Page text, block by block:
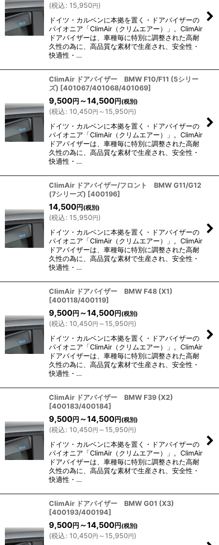
(税込: 15,950円)
ドイツ・カルベンに本拠を置く・ドアバイザーの
パイオニア「ClimAir（クリムエアー）」。ClimAir
ドアバイザーは、車種毎に特別に調整された高耐
久性の為に、高品質な素材で生産され、安全性・
快適性・…
ClimAir ドアバイザー BMW F10/F11 (5シリー
ズ) [401067/401068/401069]
9,500円 ～14,500円 (税別)
(税込: 10,450円 ～15,950円)
ドイツ・カルベンに本拠を置く・ドアバイザーの
パイオニア「ClimAir（クリムエアー）」。ClimAir
ドアバイザーは、車種毎に特別に調整された高耐
久性の為に、高品質な素材で生産され、安全性・
快適性・…
ClimAir ドアバイザー/フロント BMW G11/G12
(7シリーズ) [400196]
14,500円 (税別)
(税込: 15,950円)
ドイツ・カルベンに本拠を置く・ドアバイザーの
パイオニア「ClimAir（クリムエアー）」。ClimAir
ドアバイザーは、車種毎に特別に調整された高耐
久性の為に、高品質な素材で生産され、安全性・
快適性・…
ClimAir ドアバイザー BMW F48 (X1)
[400118/400119]
9,500円 ～14,500円 (税別)
(税込: 10,450円 ～15,950円)
ドイツ・カルベンに本拠を置く・ドアバイザーの
パイオニア「ClimAir（クリムエアー）」。ClimAir
ドアバイザーは、車種毎に特別に調整された高耐
久性の為に、高品質な素材で生産され、安全性・
快適性・…
ClimAir ドアバイザー BMW F39 (X2)
[400183/400184]
9,500円 ～14,500円 (税別)
(税込: 10,450円 ～15,950円)
ドイツ・カルベンに本拠を置く・ドアバイザーの
パイオニア「ClimAir（クリムエアー）」。ClimAir
ドアバイザーは、車種毎に特別に調整された高耐
久性の為に、高品質な素材で生産され、安全性・
快適性・…
ClimAir ドアバイザー BMW G01 (X3)
[400193/400194]
9,500円 ～14,500円 (税別)
(税込: 10,450円 ～15,950円)